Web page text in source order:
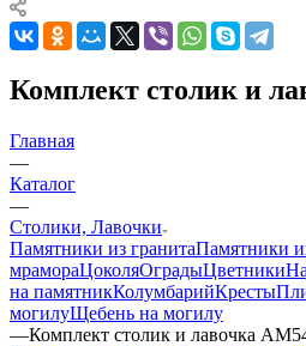
Комплект столик и
Главная
—
Каталог
—
Столики, Лавочки
Памятники из гранитаПамятники
мрамораЦоколяОградыЦветники
на памятникКолумбарийКресты
могилуЩебень на могилу
—Комплект столик и лавочка